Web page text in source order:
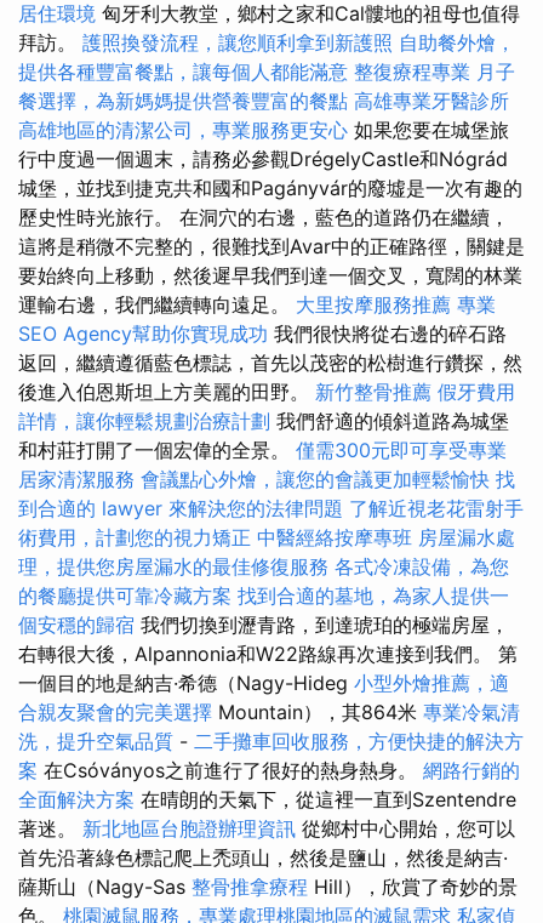
居住環境 匈牙利大教堂，鄉村之家和Cal髏地的祖母也值得
拜訪。 護照換發流程，讓您順利拿到新護照 自助餐外燴，
提供各種豐富餐點，讓每個人都能滿意 整復療程專業 月子
餐選擇，為新媽媽提供營養豐富的餐點 高雄專業牙醫診所
高雄地區的清潔公司，專業服務更安心 如果您要在城堡旅
行中度過一個週末，請務必參觀DrégelyCastle和Nógrád
城堡，並找到捷克共和國和Pagányvár的廢墟是一次有趣的
歷史性時光旅行。 在洞穴的右邊，藍色的道路仍在繼續，
這將是稍微不完整的，很難找到Avar中的正確路徑，關鍵是
要始終向上移動，然後遲早我們到達一個交叉，寬闊的林業
運輸右邊，我們繼續轉向遠足。 大里按摩服務推薦 專業
SEO Agency幫助你實現成功 我們很快將從右邊的碎石路
返回，繼續遵循藍色標誌，首先以茂密的松樹進行鑽探，然
後進入伯恩斯坦上方美麗的田野。 新竹整骨推薦 假牙費用
詳情，讓你輕鬆規劃治療計劃 我們舒適的傾斜道路為城堡
和村莊打開了一個宏偉的全景。 僅需300元即可享受專業
居家清潔服務 會議點心外燴，讓您的會議更加輕鬆愉快 找
到合適的 lawyer 來解決您的法律問題 了解近視老花雷射手
術費用，計劃您的視力矯正 中醫經絡按摩專班 房屋漏水處
理，提供您房屋漏水的最佳修復服務 各式冷凍設備，為您
的餐廳提供可靠冷藏方案 找到合適的墓地，為家人提供一
個安穩的歸宿 我們切換到瀝青路，到達琥珀的極端房屋，
右轉很大後，Alpannonia和W22路線再次連接到我們。 第
一個目的地是納吉·希德（Nagy-Hideg 小型外燴推薦，適
合親友聚會的完美選擇 Mountain），其864米 專業冷氣清
洗，提升空氣品質 - 二手攤車回收服務，方便快捷的解決方
案 在Csóványos之前進行了很好的熱身熱身。 網路行銷的
全面解決方案 在晴朗的天氣下，從這裡一直到Szentendre
著迷。 新北地區台胞證辦理資訊 從鄉村中心開始，您可以
首先沿著綠色標記爬上禿頭山，然後是鹽山，然後是納吉·
薩斯山（Nagy-Sas 整骨推拿療程 Hill），欣賞了奇妙的景
色。 桃園滅鼠服務，專業處理桃園地區的滅鼠需求 私家偵